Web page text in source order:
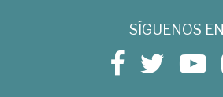
SÍGUENOS EN